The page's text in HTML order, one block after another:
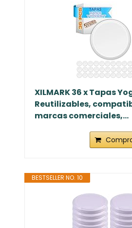
XILMARK 36 x Tapas
Reutilizables,
marcas comerciales,...
BESTSELLER NO. 10